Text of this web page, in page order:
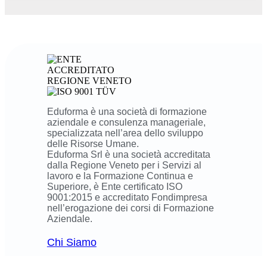
Eduforma è una società di formazione
aziendale e consulenza manageriale,
specializzata nell’area dello sviluppo
delle Risorse Umane.
Eduforma Srl è una società accreditata
dalla Regione Veneto per i Servizi al
lavoro e la Formazione Continua e
Superiore, è Ente certificato ISO
9001:2015 e accreditato Fondimpresa
nell’erogazione dei corsi di Formazione
Aziendale.
Chi Siamo